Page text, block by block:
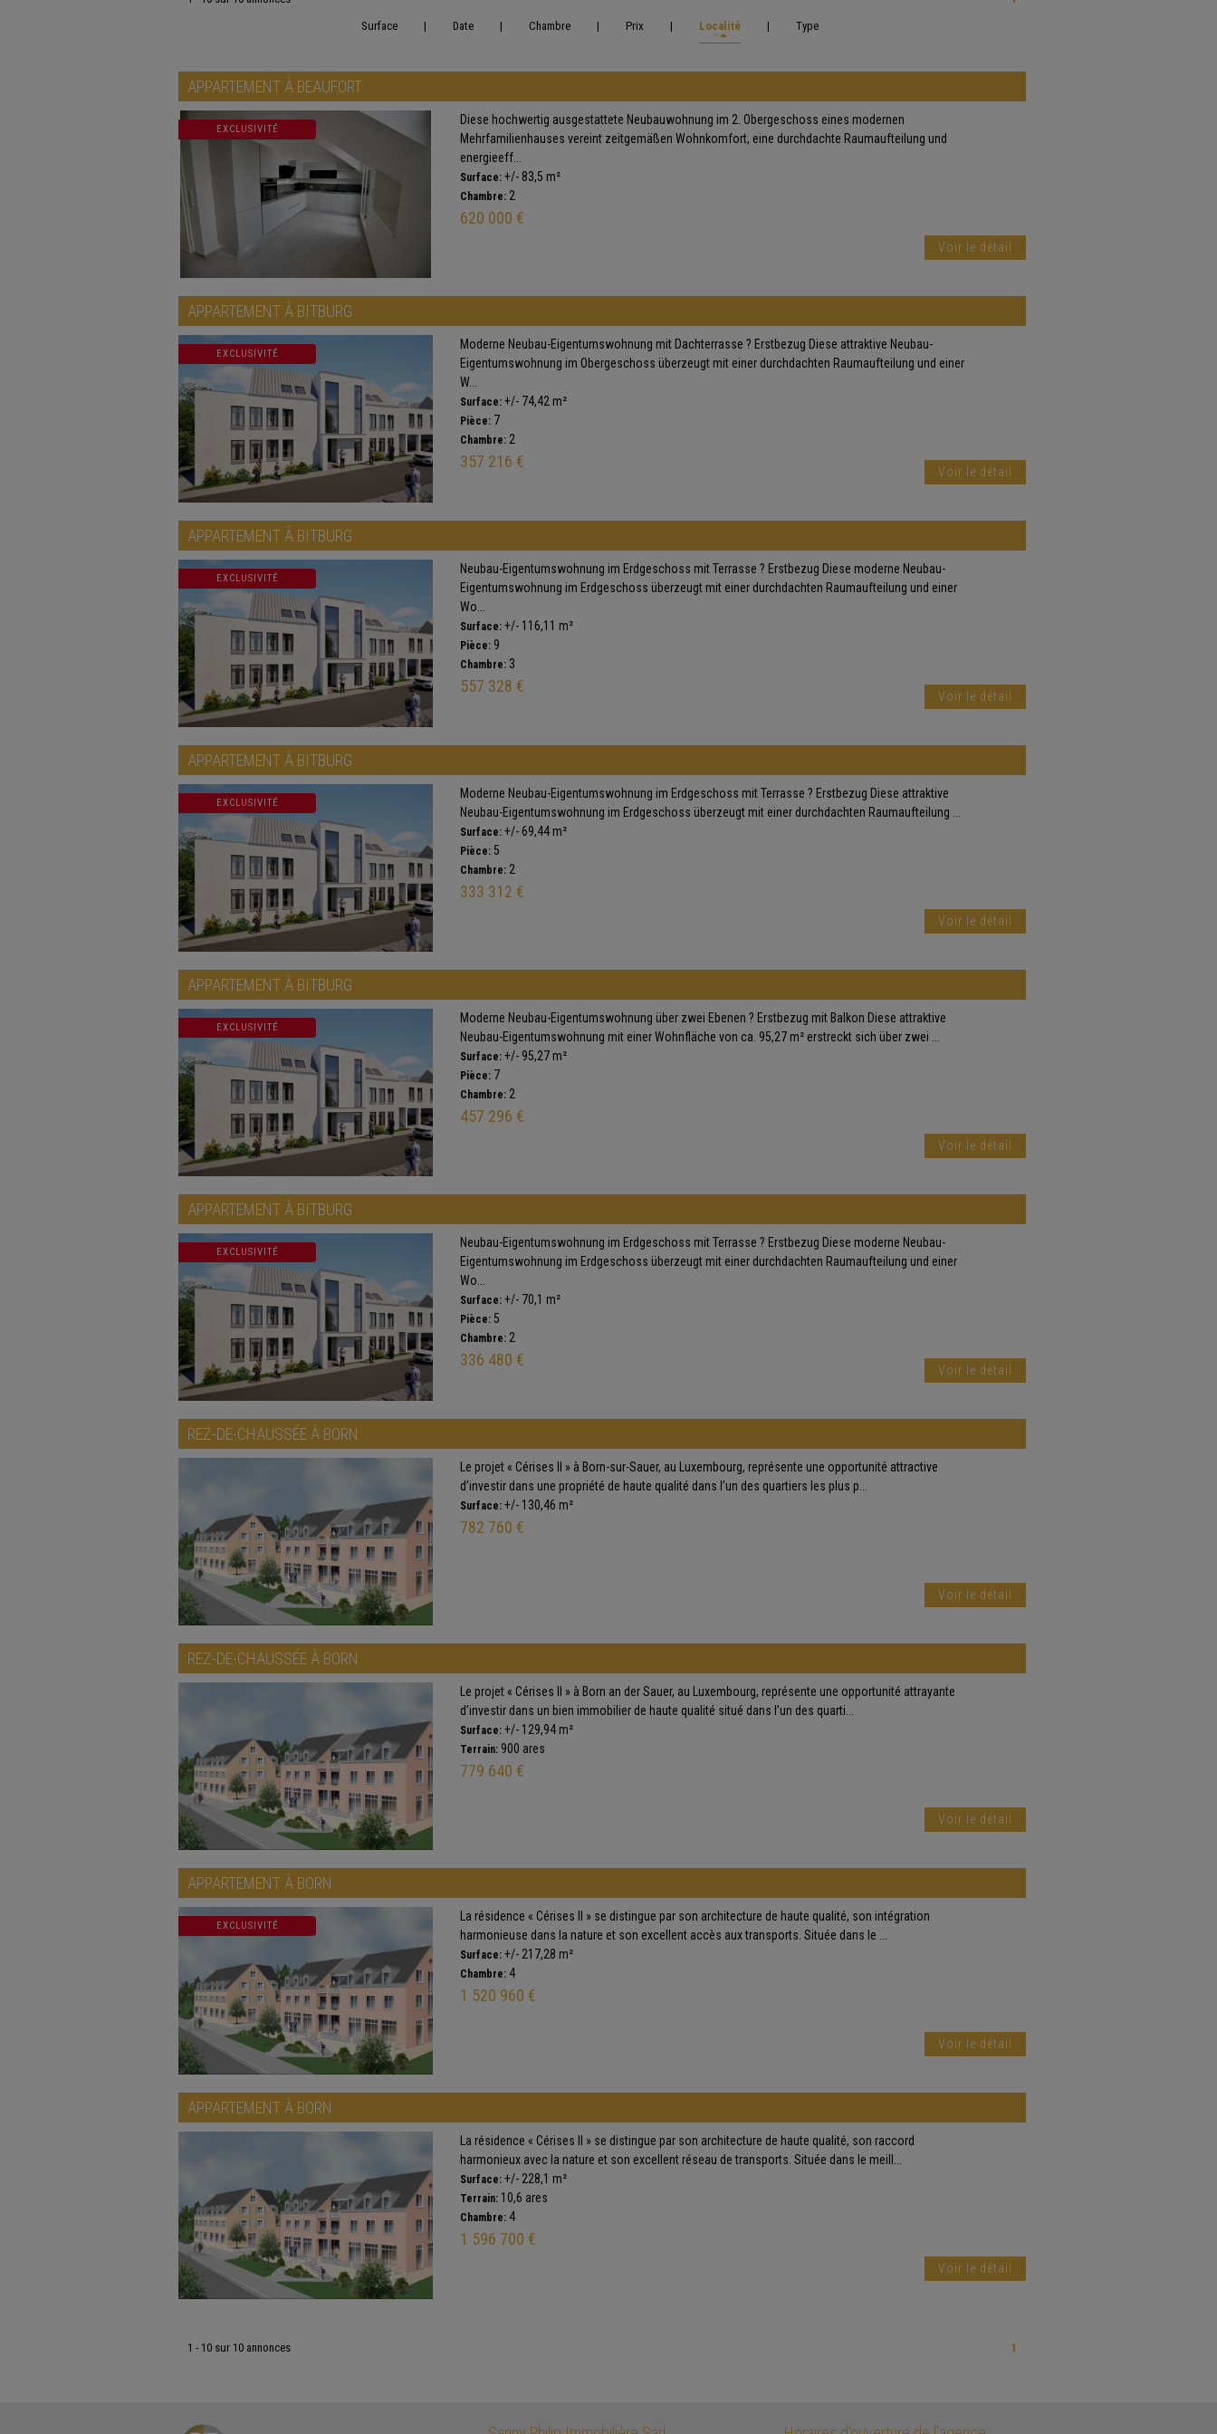
Surface
| Date | Chambre | Prix | Localité | Type
APPARTEMENT À BEAUFORT
EXCLUSIVITÉ
Diese hochwertig ausgestattete Neubauwohnung im 2. Obergeschoss eines modernen
Mehrfamilienhauses vereint zeitgemäßen Wohnkomfort, eine durchdachte Raumaufteilung und
energieeff...
Surface: +/- 83,5 m²
Chambre: 2
620 000 €
Voir le détail
APPARTEMENT À BITBURG
EXCLUSIVITÉ
Moderne Neubau-Eigentumswohnung mit Dachterrasse ? Erstbezug Diese attraktive Neubau-
Eigentumswohnung im Obergeschoss überzeugt mit einer durchdachten Raumaufteilung und einer
W...
Surface: +/- 74,42 m²
Pièce: 7
Chambre: 2
357 216 €
Voir le détail
APPARTEMENT À BITBURG
EXCLUSIVITÉ
Neubau-Eigentumswohnung im Erdgeschoss mit Terrasse ? Erstbezug Diese moderne Neubau-
Eigentumswohnung im Erdgeschoss überzeugt mit einer durchdachten Raumaufteilung und einer
Wo...
Surface: +/- 116,11 m²
Pièce: 9
Chambre: 3
557 328 €
Voir le détail
APPARTEMENT À BITBURG
EXCLUSIVITÉ
Moderne Neubau-Eigentumswohnung im Erdgeschoss mit Terrasse ? Erstbezug Diese attraktive
Neubau-Eigentumswohnung im Erdgeschoss überzeugt mit einer durchdachten Raumaufteilung ...
Surface: +/- 69,44 m²
Pièce: 5
Chambre: 2
333 312 €
Voir le détail
APPARTEMENT À BITBURG
EXCLUSIVITÉ
Moderne Neubau-Eigentumswohnung über zwei Ebenen ? Erstbezug mit Balkon Diese attraktive
Neubau-Eigentumswohnung mit einer Wohnfläche von ca. 95,27 m² erstreckt sich über zwei ...
Surface: +/- 95,27 m²
Pièce: 7
Chambre: 2
457 296 €
Voir le détail
APPARTEMENT À BITBURG
EXCLUSIVITÉ
Neubau-Eigentumswohnung im Erdgeschoss mit Terrasse ? Erstbezug Diese moderne Neubau-
Eigentumswohnung im Erdgeschoss überzeugt mit einer durchdachten Raumaufteilung und einer
Wo...
Surface: +/- 70,1 m²
Pièce: 5
Chambre: 2
336 480 €
Voir le détail
REZ-DE-CHAUSSÉE À BORN
Le projet « Cérises II » à Born-sur-Sauer, au Luxembourg, représente une opportunité attractive
d’investir dans une propriété de haute qualité dans l’un des quartiers les plus p...
Surface: +/- 130,46 m²
782 760 €
Voir le détail
REZ-DE-CHAUSSÉE À BORN
Le projet « Cérises II » à Born an der Sauer, au Luxembourg, représente une opportunité attrayante
d’investir dans un bien immobilier de haute qualité situé dans l’un des quarti...
Surface: +/- 129,94 m²
Terrain: 900 ares
779 640 €
Voir le détail
APPARTEMENT À BORN
EXCLUSIVITÉ
La résidence « Cérises II » se distingue par son architecture de haute qualité, son intégration
harmonieuse dans la nature et son excellent accès aux transports. Située dans le ...
Surface: +/- 217,28 m²
Chambre: 4
1 520 960 €
Voir le détail
APPARTEMENT À BORN
La résidence « Cérises II » se distingue par son architecture de haute qualité, son raccord
harmonieux avec la nature et son excellent réseau de transports. Située dans le meill...
Surface: +/- 228,1 m²
Terrain: 10,6 ares
Chambre: 4
1 596 700 €
Voir le détail
1 - 10 sur 10 annonces 1